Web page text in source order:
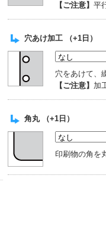
【ご注意】 平
穴あけ加工 （+1日）
穴をあけて、
【ご注意】 加
角丸 （+1日）
印刷物の角を